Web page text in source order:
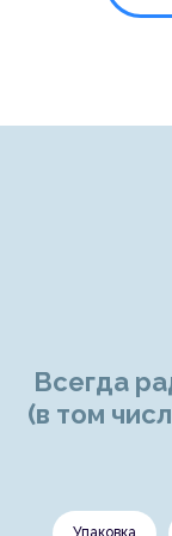
Всегда
(в том
Упаковка